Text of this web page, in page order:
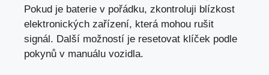
Pokud je baterie v pořádku, zkontroluji blízkost
elektronických zařízení, která mohou rušit
signál. Další možností je resetovat klíček podle
pokynů v manuálu vozidla.